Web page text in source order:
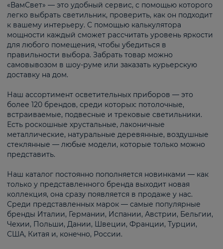
«ВамСвет» — это удобный сервис, с помощью которого
легко выбрать светильник, проверить, как он подходит
к вашему интерьеру. С помощью калькулятора
мощности каждый сможет рассчитать уровень яркости
для любого помещения, чтобы убедиться в
правильности выбора. Забрать товар можно
самовывозом в шоу-руме или заказать курьерскую
доставку на дом.
Наш ассортимент осветительных приборов — это
более 120 брендов, среди которых: потолочные,
встраиваемые, подвесные и трековые светильники.
Есть роскошные хрустальные, лаконичные
металлические, натуральные деревянные, воздушные
стеклянные — любые модели, которые только можно
представить.
Наш каталог постоянно пополняется новинками — как
только у представленного бренда выходит новая
коллекция, она сразу появляется в продаже у нас.
Среди представленных марок — самые популярные
бренды Италии, Германии, Испании, Австрии, Бельгии,
Чехии, Польши, Дании, Швеции, Франции, Турции,
США, Китая и, конечно, России.